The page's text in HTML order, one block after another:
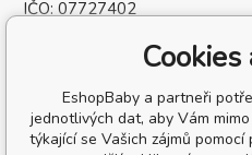
IČO: 07727402
Cookies
EshopBaby a partneři
jednotlivých dat, aby Vám
týkající se Vašich zájmů